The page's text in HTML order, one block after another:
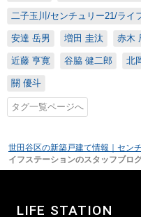
二子玉川/センチュリー21/ライ
安達 岳男 増田 圭汰 赤木
近藤 亨寛 谷脇 健二郎 北
關 優斗
タグ一覧ページへ
世田谷区の新築戸建て情報｜セン
イフステーションのスタッフブロ
LIFE STATION